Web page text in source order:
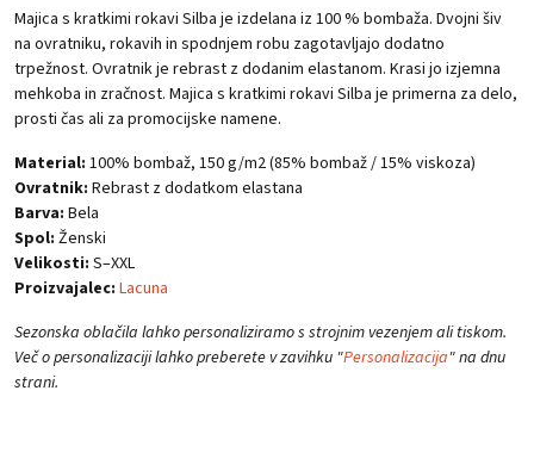
količina
Majica s kratkimi rokavi Silba je izdelana iz 100 % bombaža. Dvojni šiv
na ovratniku, rokavih in spodnjem robu zagotavljajo dodatno
trpežnost. Ovratnik je rebrast z dodanim elastanom. Krasi jo izjemna
mehkoba in zračnost. Majica s kratkimi rokavi Silba je primerna za delo,
prosti čas ali za promocijske namene.
Material: 100% bombaž, 150 g/m2 (85% bombaž / 15% viskoza)
Ovratnik: Rebrast z dodatkom elastana
Barva: Bela
Spol: Ženski
Velikosti: S–XXL
Proizvajalec: Lacuna
Sezonska oblačila lahko personaliziramo s strojnim vezenjem ali tiskom.
Več o personalizaciji lahko preberete v zavihku "Personalizacija" na dnu
strani.